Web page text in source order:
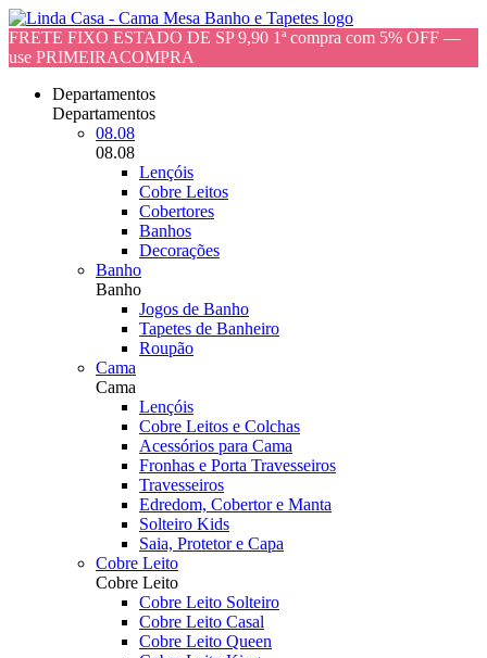
FRETE FIXO ESTADO DE SP 9,90 1ª compra com 5% OFF —
use PRIMEIRACOMPRA
Departamentos
Departamentos
08.08
08.08
Lençóis
Cobre Leitos
Cobertores
Banhos
Decorações
Banho
Banho
Jogos de Banho
Tapetes de Banheiro
Roupão
Cama
Cama
Lençóis
Cobre Leitos e Colchas
Acessórios para Cama
Fronhas e Porta Travesseiros
Travesseiros
Edredom, Cobertor e Manta
Solteiro Kids
Saia, Protetor e Capa
Cobre Leito
Cobre Leito
Cobre Leito Solteiro
Cobre Leito Casal
Cobre Leito Queen